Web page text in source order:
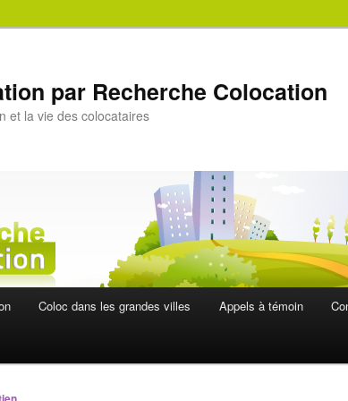
par Recherche Colocation
et la vie des colocataires
Coloc dans les grandes villes Appels à témoin